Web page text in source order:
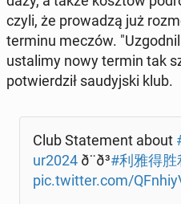
czy­li, że pro­wa­dzą już
terminu meczów.
usta­li­my nowy termin tak
po­twier­dził sau­dyj­ski klub.
Club Sta­te­ment about
ur2024 ð¨ð³#利雅得
pic.twitter.com/